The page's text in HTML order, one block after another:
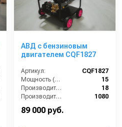
АВД с бензиновым
двигателем CQF1827
Артикул:
CQF1827
Мощность (л/с):
15
Производительность (л/мин):
18
Производительность (л/ч):
1080
89 000 руб.